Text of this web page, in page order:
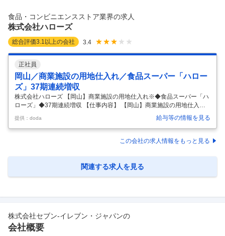
収増益中のスーパーマーケット『ヤオコー』の東松山デリカ生鮮センタ
ーにて、以下の業務をお任せいたします。 ■業務内容： ・ヤオ
食品・コンビニエンスストア業界の求人
株式会社ハローズ
総合評価3.1 以上の会社 3.4
正社員
岡山／商業施設の用地仕入れ／食品スーパー「ハロー
ズ」37期連続増収
株式会社ハローズ 【岡山】商業施設の用地仕入れ※◆食品スーパー「ハ
ローズ」◆37期連続増収 【仕事内容】 【岡山】商業施設の用地仕入れ※
◆食品スーパー「ハローズ」◆37期連続増収 【具体的な仕事内容】 ＼
安心して働ける環境で経験を活かしませんか／ ・37期連続増収してお
り、安定して成長を続けている食品スーパーマーケットです。 ・家賃補
助制度や育児短時間勤務制度が整っており、安心して働けます。 ■業務
査、行政調査、敷地計画案の作成 ・不動産会社、地権者、ディベロッパ
ーへの出店条件の交渉や成約 ■働く環境： 社員一人ひとりのレベルに
提供：doda 給与等の情報を見る
この会社の求人情報をもっと見る
関連する求人を見る
株式会社セブン-イレブン・ジャパンの
会社概要